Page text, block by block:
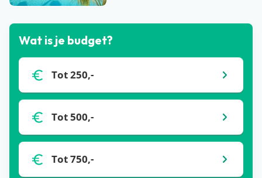
Wat is je budget?
Tot 250,-
Tot 500,-
Tot 750,-